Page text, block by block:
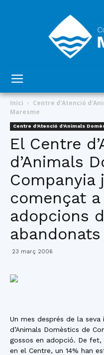
Inici
Centre d'Atenció
Maresme
Centre d'Atenció d'Animals
El Centre
d’Animals
Companyia
començat
adopcions
abandonats
23 març 2006
Un mes després de la seva
d’Animals Domèstics de
gossos en adopció. De fet,
en el Centre, un 14% han